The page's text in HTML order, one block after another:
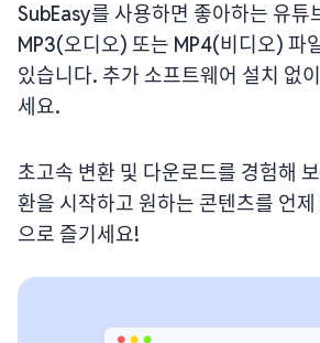
SubEasy를 사용하면 좋아하는 유튜
MP3(오디오) 또는 MP4(비디오) 파
있습니다. 추가 소프트웨어 설치 없
세요.
초고속 변환 및 다운로드를 경험해
환을 시작하고 원하는 콘텐츠를 언
으로 즐기세요!